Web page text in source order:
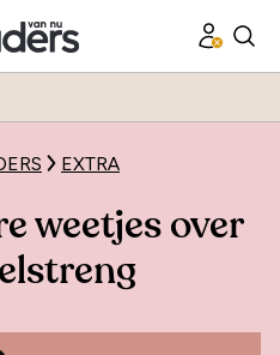
EXTRA
weetjes over